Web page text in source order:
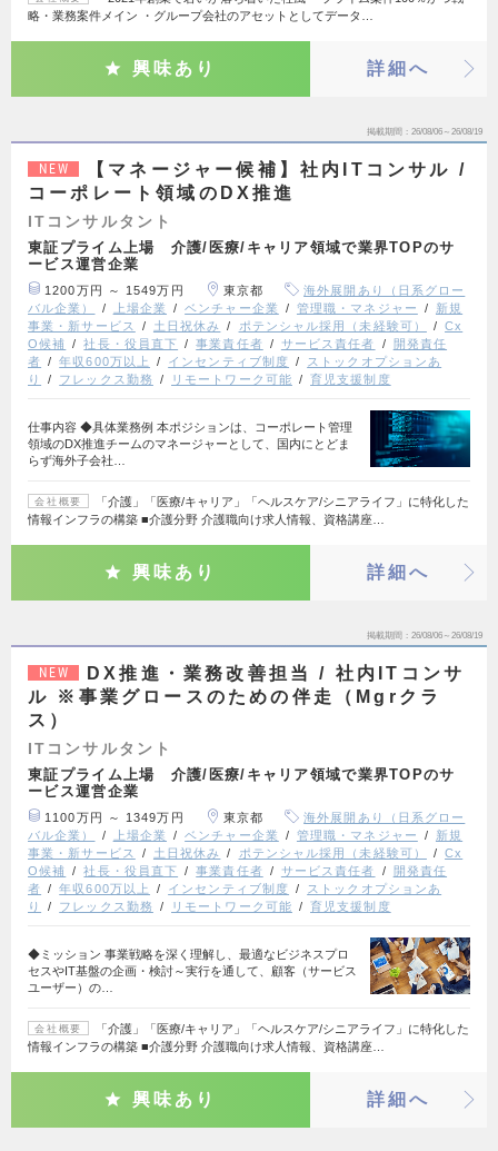
略・業務案件メイン ・グループ会社のアセットとしてデータ…
興味あり 詳細へ
掲載期間 26/08/06～26/08/19
NEW
【マネージャー候補】社内ITコンサル /
コーポレート領域のDX推進
ITコンサルタント
東証プライム上場 介護/医療/キャリア領域で業界TOPのサ
ービス運営企業
1200万円 ～ 1549万円 東京都
海外展開あり（日系グロー
バル企業）
上場企業 ベンチャー企業 管理職・マネジャー
新規
事業・新サービス
土日祝休み ポテンシャル採用（未経験可）
Cx
O候補
社長・役員直下 事業責任者 サービス責任者
開発責任
者
年収600万以上 インセンティブ制度
ストックオプションあ
り
フレックス勤務 リモートワーク可能 育児支援制度
仕事内容 ◆具体業務例 本ポジションは、コーポレート管理
領域のDX推進チームのマネージャーとして、国内にとどま
らず海外子会社…
会社概要
「介護」「医療/キャリア」「ヘルスケア/シニアライフ」に特化した
情報インフラの構築 ■介護分野 介護職向け求人情報、資格講座…
興味あり 詳細へ
掲載期間 26/08/06～26/08/19
NEW
DX推進・業務改善担当 / 社内ITコンサ
ル ※事業グロースのための伴走（Mgrクラ
ス）
ITコンサルタント
東証プライム上場 介護/医療/キャリア領域で業界TOPのサ
ービス運営企業
1100万円 ～ 1349万円 東京都
海外展開あり（日系グロー
バル企業）
上場企業 ベンチャー企業 管理職・マネジャー
新規
事業・新サービス
土日祝休み ポテンシャル採用（未経験可）
Cx
O候補
社長・役員直下 事業責任者 サービス責任者
開発責任
者
年収600万以上 インセンティブ制度
ストックオプションあ
り
フレックス勤務 リモートワーク可能 育児支援制度
◆ミッション 事業戦略を深く理解し、最適なビジネスプロ
セスやIT基盤の企画・検討～実行を通して、顧客（サービス
ユーザー）の…
会社概要
「介護」「医療/キャリア」「ヘルスケア/シニアライフ」に特化した
情報インフラの構築 ■介護分野 介護職向け求人情報、資格講座…
興味あり 詳細へ